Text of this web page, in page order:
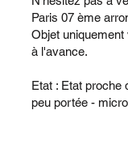
Paris 07 ème
Objet
à l'avance.
Etat : Etat proche
peu portée -